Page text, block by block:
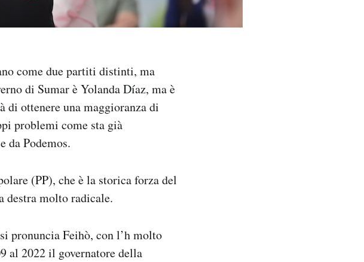
come due partiti distinti, ma
di Sumar è Yolanda Díaz, ma è
di ottenere una maggioranza di
problemi come sta già
da Podemos.
(PP), che è la storica forza del
destra molto radicale.
pronuncia Feihò, con l’h molto
al 2022 il governatore della